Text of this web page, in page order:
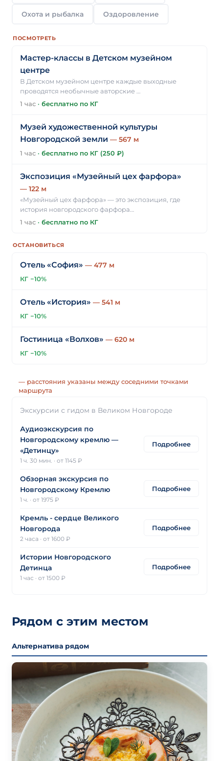
Охота и рыбалка Оздоровление
ПОСМОТРЕТЬ
Мастер-классы в Детском музейном
центре
В Детском музейном центре каждые выходные
проводятся необычные авторские …
1 час · бесплатно по КГ
Музей художественной культуры
Новгородской земли — 567 м
1 час · бесплатно по КГ (250 ₽)
Экспозиция «Музейный цех фарфора»
— 122 м
«Музейный цех фарфора» — это экспозиция, где
история новгородского фарфора…
1 час · бесплатно по КГ
ОСТАНОВИТЬСЯ
Отель «София» — 477 м
КГ −10%
Отель «История» — 541 м
КГ −10%
Гостиница «Волхов» — 620 м
КГ −10%
— расстояния указаны между соседними точками
маршрута
Экскурсии с гидом в Великом Новгороде
Аудиоэкскурсия по
Новгородскому кремлю —
«Детинцу»
1 ч. 30 мин. · от 1145 ₽
Подробнее
Обзорная экскурсия по
Новгородскому Кремлю
1 ч. · от 1975 ₽
Подробнее
Кремль - сердце Великого
Новгорода
2 часа · от 1600 ₽
Подробнее
Истории Новгородского
Детинца
1 час · от 1500 ₽
Подробнее
Рядом с этим местом
Альтернатива рядом